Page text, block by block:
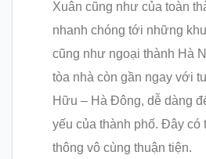
Xuân cũng như của toàn
nhanh chóng tới những
cũng như ngoại thành Hà
tòa nhà còn gần ngay với
Hữu – Hà Đông, dễ dàng
yếu của thành phố. Đây có
thông vô cùng thuận tiện.